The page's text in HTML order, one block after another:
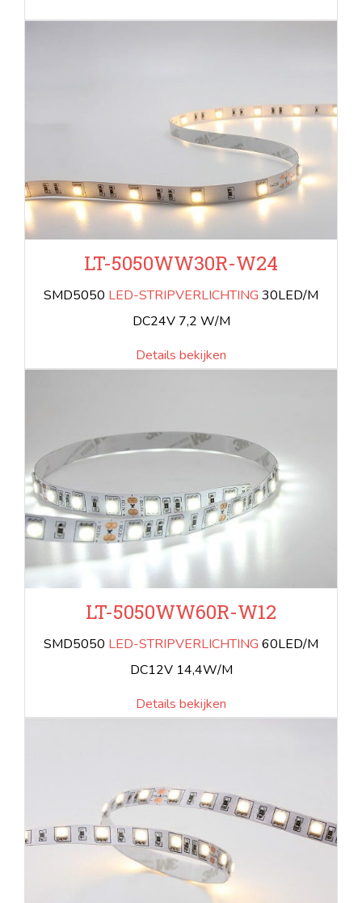
LT-5050WW30R-W24
SMD5050 LED-STRIPVERLICHTING 30LED/M
DC24V 7,2 W/M
Details bekijken
LT-5050WW60R-W12
SMD5050 LED-STRIPVERLICHTING 60LED/M
DC12V 14,4W/M
Details bekijken